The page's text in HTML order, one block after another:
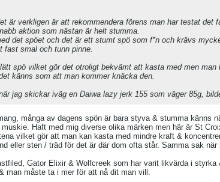
är verkligen är att rekommendera förens man har testat
aktion som nästan är helt stumma.
det spöet och det är ett stumt spö som f*n och krävs
fast smal och tunn pinne.
spö vilket gör det otroligt bekvämt att kasta med men
känns som att man kommer knäcka den.
jag skickar iväg en Daiwa lazy jerk 155 som väger 85g,
många av dagens spön är bara styva & stumma känns
Haft med mig diverse olika märken men här är St
vilket gör att man kan kasta med mindre kraft &
eller sten / träd för det är där dom ofta står. Samma sak
Gator Elixir & Wolfcreek som har varit likvärda i
man måste ta i mer för att nå dit man vill.